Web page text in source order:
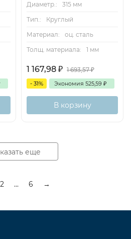
Диаметр.:
315 мм
Тип.:
Круглый
Материал:
оц. сталь
Толщ. материала:
1 мм
1 167,98 ₽ 1 693,57₽
- 31% Экономия 525,59 ₽
В корзину
еще
2 ... 6 →